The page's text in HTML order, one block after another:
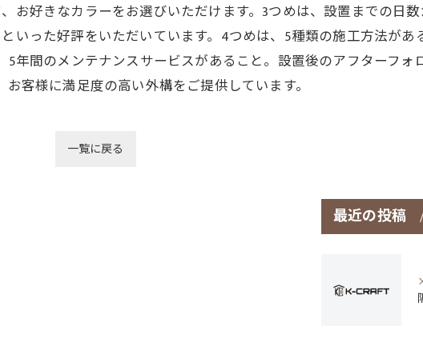
お好きなカラーをお選びいただけます。3つめは、設置までの日
いった好評をいただいています。4つめは、5種類の施工方法があ
年間のメンテナンスサービスがあること。設置後のアフターフォ
客様に満足度の高い外構をご提供しています。
一覧に戻る
最近の投稿